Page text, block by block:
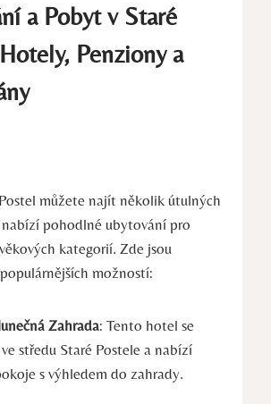
a Pobyt v Staré
Penziony a
můžete najít několik útulných
pohodlné ubytování pro
kategorií. Zde jsou
možností:
Zahrada: Tento hotel se
středu Staré Postele a nabízí
s výhledem do zahrady.